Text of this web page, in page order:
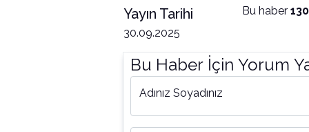
Yayın Tarihi
30.09.2025
Bu haber
Bu Haber İçin Yorum
Adınız Soyadınız